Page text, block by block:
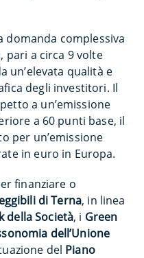
domanda complessiva
pari a circa 9 volte
un’elevata qualità e
degli investitori. Il
a un’emissione
a 60 punti base, il
per un’emissione
in euro in Europa.
finanziare o
di Terna, in linea
della Società, i Green
dell’Unione
del Piano